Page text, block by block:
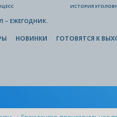
ИСТОРИЯ
– ЕЖЕГОДНИК.
НОВИНКИ ГОТОВЯТСЯ К